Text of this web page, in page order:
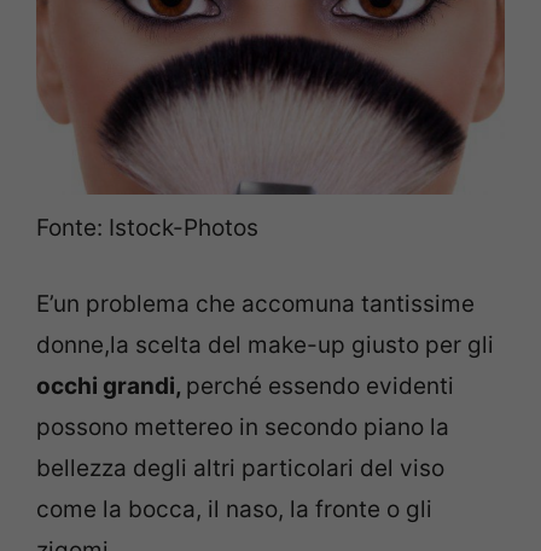
Fonte: Istock-Photos
E’un problema che accomuna tantissime
donne,la scelta del make-up giusto per gli
occhi grandi, perché essendo evidenti
possono mettereo in secondo piano la
bellezza degli altri particolari del viso
come la bocca, il naso, la fronte o gli